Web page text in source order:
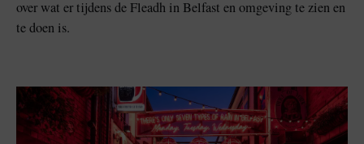
over wat er tijdens de Fleadh in Belfast en omgeving te zien en
te doen is.